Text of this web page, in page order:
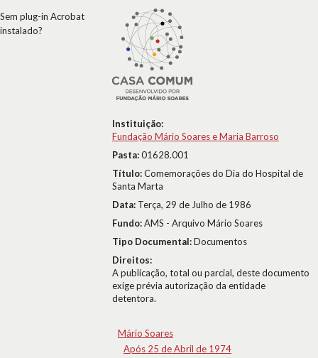
Instituição:
Fundação Mário Soares e Maria Barroso
Pasta:01628.001
Título:Comemorações do Dia do Hospital de
Santa Marta
Data: Terça, 29 de Julho de 1986
Fundo:AMS - Arquivo Mário Soares
Tipo Documental:Documentos
Direitos:
A publicação, total ou parcial, deste documento
exige prévia autorização da entidade
detentora.
Mário Soares
Após 25 de Abril de 1974
Sem plug-in Acrobat
instalado?